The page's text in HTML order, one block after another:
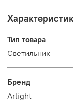
Тип товара
Светильник
Бренд
Arlight